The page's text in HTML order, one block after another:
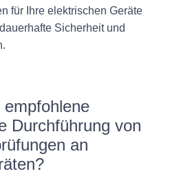
für Ihre elektrischen Geräte
Sicherheit und
Durchführung von
an